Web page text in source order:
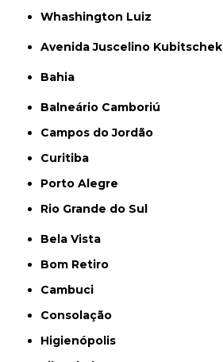
Whashington Luiz
Avenida Juscelino Kubitschek
Bahia
Balneário Camboriú
Campos do Jordão
Curitiba
Porto Alegre
Rio Grande do Sul
Bela Vista
Bom Retiro
Cambuci
Consolação
Higienópolis